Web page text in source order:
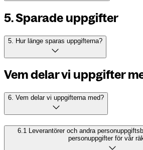
5. Sparade uppgifter
5. Hur länge sparas uppgifterna?
Vem delar vi uppgifter
6. Vem delar vi uppgifterna med?
6.1 Leverantörer och andra
personuppgifter för vår